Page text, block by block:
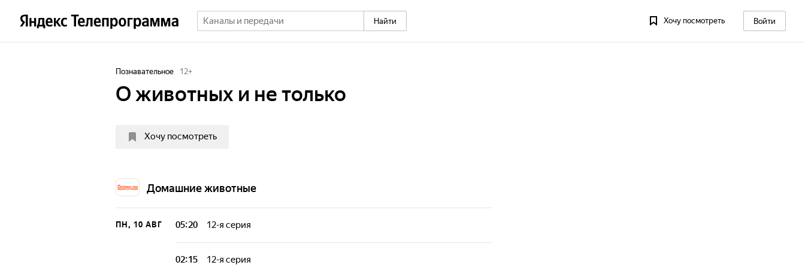
Найти Хочу посмотреть Войти
Познавательное 12+
О животных и не только
Хочу посмотреть
Домашние животные
ПН, 10 АВГ 05:20 12-я серия
В гости к ведущему приходят ученые с мировым именем,
доходчиво и очень интересно рассказывают о привычках животных с
02:15 12-я серия